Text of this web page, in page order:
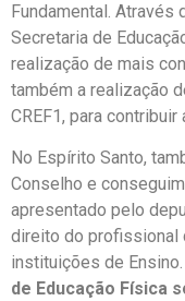
Fundamental. Através
Secretaria de
realização de mais
também a realização
CREF1, para
No Espírito Santo,
Conselho e
apresentado pelo
direito do profissional
instituições de Ensino.
de Educação Física